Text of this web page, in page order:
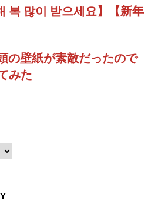
복 많이 받으세요】【新年
の壁紙が素敵だったので
みた